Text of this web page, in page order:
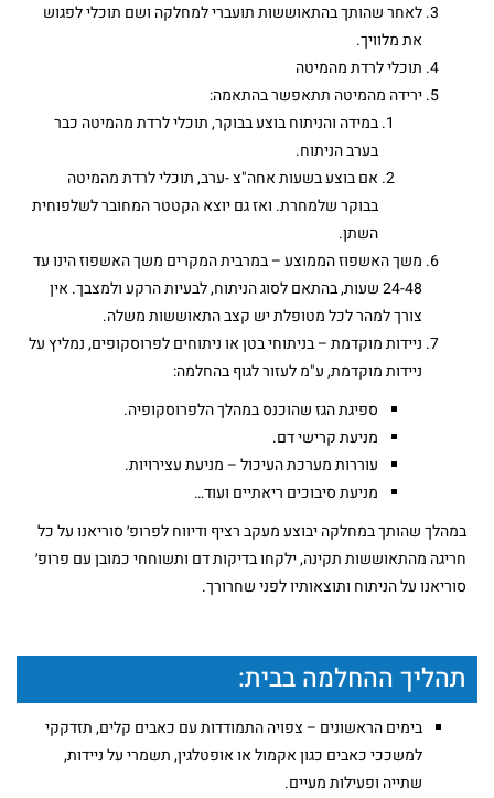
לאחר שהותך בהתאוששות תועברי למחלקה ושם תוכלי לפגוש
את מלוויך.
תוכלי לרדת מהמיטה
ירידה מהמיטה תתאפשר בהתאמה:
במידה והניתוח בוצע בבוקר, תוכלי לרדת מהמיטה כבר
בערב הניתוח.
אם בוצע בשעות אחה"צ -ערב, תוכלי לרדת מהמיטה
בבוקר שלמחרת. ואז גם יוצא הקטטר המחובר לשלפוחית
השתן.
משך האשפוז הממוצע – במרבית המקרים משך האשפוז הינו עד
24-48 שעות, בהתאם לסוג הניתוח, לבעיות הרקע ולמצבך. אין
צורך למהר לכל מטופלת יש קצב התאוששות משלה.
ניידות מוקדמת – בניתוחי בטן או ניתוחים לפרוסקופים, נמליץ על
ניידות מוקדמת, ע"מ לעזור לגוף בהחלמה:
ספיגת הגז שהוכנס במהלך הלפרוסקופיה.
מניעת קרישי דם.
עוררות מערכת העיכול – מניעת עצירויות.
מניעת סיבוכים ריאתיים ועוד…
במהלך שהותך במחלקה יבוצע מעקב רציף ודיווח לפרופ׳ סוריאנו על כל
חריגה מהתאוששות תקינה, ילקחו בדיקות דם ותשוחחי כמובן עם פרופ׳
סוריאנו על הניתוח ותוצאותיו לפני שחרורך.
תהליך ההחלמה בבית:
בימים הראשונים – צפויה התמודדות עם כאבים קלים, תזדקקי
למשככי כאבים כגון אקמול או אופטלגין, תשמרי על ניידות,
שתייה ופעילות מעיים.